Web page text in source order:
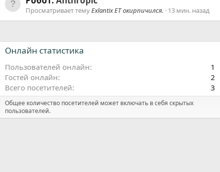
Просматривает темуExlantix ET окирпичился. 13 мин. назад
Онлайн статистика
Пользователей онлайн
1
Гостей онлайн
2
Всего посетителей
3
Общее количество посетителей может включать в себя скрытых
пользователей.